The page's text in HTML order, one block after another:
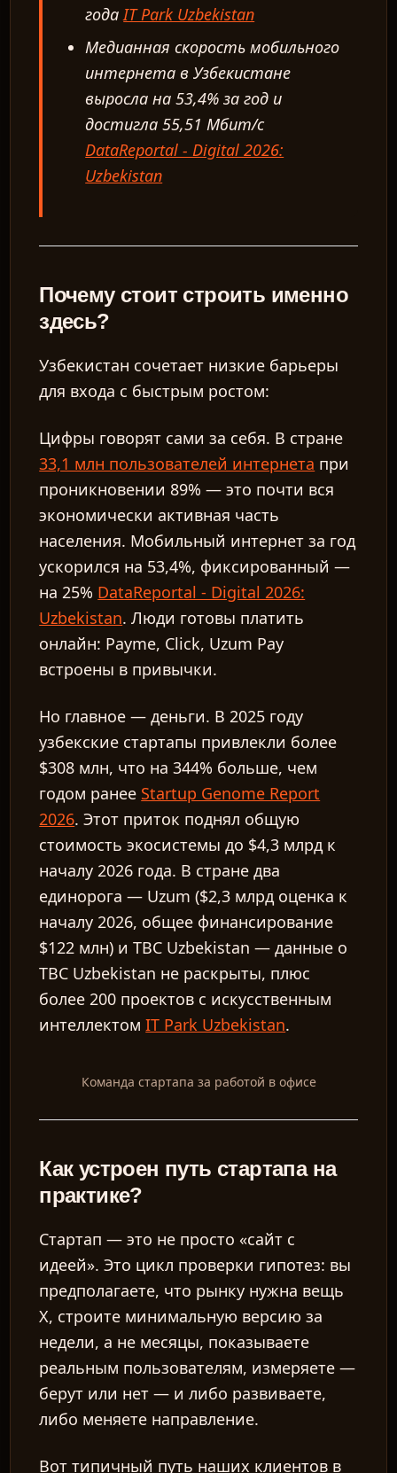
годаIT Park Uzbekistan
Медианная скорость мобильного
интернета в Узбекистане
выросла на 53,4% за год и
достигла 55,51 Мбит/с
DataReportal - Digital 2026:
Uzbekistan
Почему стоит строить именно
здесь?
Узбекистан сочетает низкие барьеры
для входа с быстрым ростом:
Цифры говорят сами за себя. В стране
33,1 млн пользователей интернета при
проникновении 89% — это почти вся
экономически активная часть
населения. Мобильный интернет за год
ускорился на 53,4%, фиксированный —
на 25% DataReportal - Digital 2026:
Uzbekistan. Люди готовы платить
онлайн: Payme, Click, Uzum Pay
встроены в привычки.
Но главное — деньги. В 2025 году
узбекские стартапы привлекли более
$308 млн, что на 344% больше, чем
годом ранее Startup Genome Report
2026. Этот приток поднял общую
стоимость экосистемы до $4,3 млрд к
началу 2026 года. В стране два
единорога — Uzum ($2,3 млрд оценка к
началу 2026, общее финансирование
$122 млн) и TBC Uzbekistan — данные о
TBC Uzbekistan не раскрыты, плюс
более 200 проектов с искусственным
интеллектомIT Park Uzbekistan.
Команда стартапа за работой в офисе
Как устроен путь стартапа на
практике?
Стартап — это не просто «сайт с
идеей». Это цикл проверки гипотез: вы
предполагаете, что рынку нужна вещь
X, строите минимальную версию за
недели, а не месяцы, показываете
реальным пользователям, измеряете —
берут или нет — и либо развиваете,
либо меняете направление.
Вот типичный путь наших клиентов в